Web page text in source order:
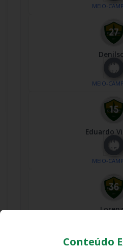
MEIO-
Nº
27
MEIO-
Eduardo
Nº
15
MEIO-
MEIO-
Conteúdo